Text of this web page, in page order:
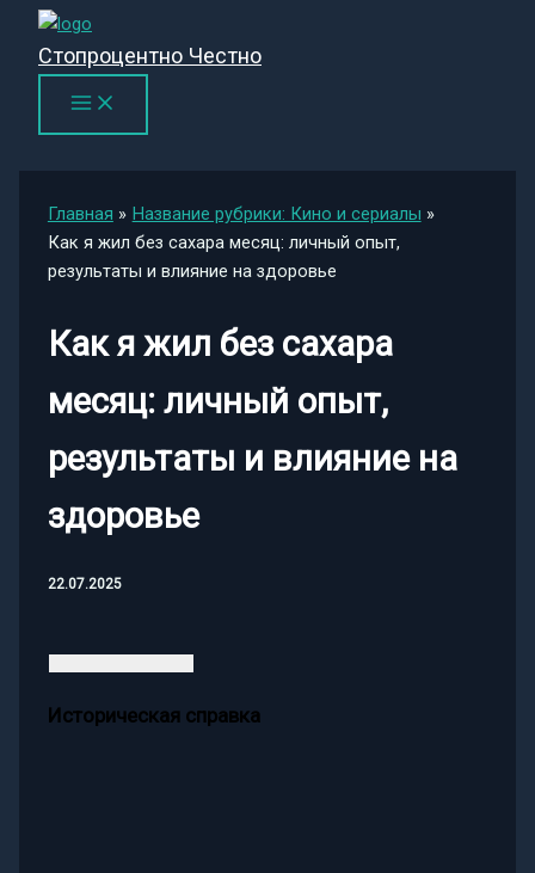
Перейти
содержимому
Стопроцентно Честно
Главная
Название рубрики: Кино и сериалы
Как я жил без сахара месяц: личный опыт,
результаты и влияние на здоровье
Как я жил без сахара
месяц: личный опыт,
результаты и влияние на
здоровье
22.07.2025
Историческая справка